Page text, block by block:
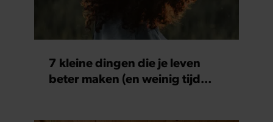
7 kleine dingen die je leven
beter maken (en weinig tijd